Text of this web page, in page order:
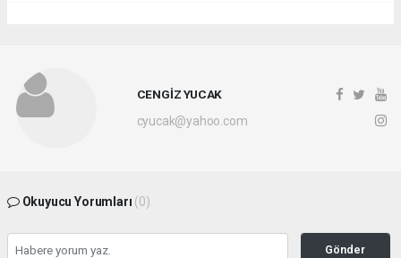
CENGİZ YUCAK
cyucak@yahoo.com
Okuyucu Yorumları (0)
Gönder